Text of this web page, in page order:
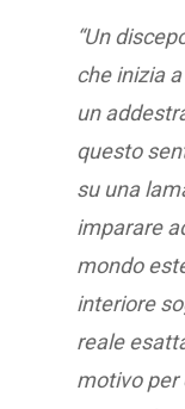
“Un
che inizia
un
questo
su una
imparare
mondo
interiore
reale
motivo per